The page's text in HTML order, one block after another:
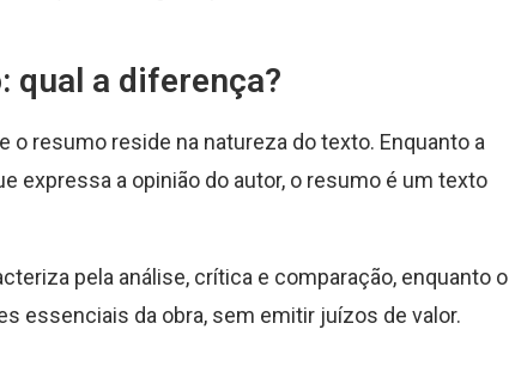
qual a diferença?
resumo reside na natureza do texto. Enquanto a
expressa a opinião do autor, o resumo é um texto
pela análise, crítica e comparação, enquanto o
essenciais da obra, sem emitir juízos de valor.